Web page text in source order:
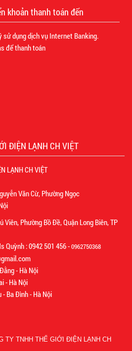
khoản thanh toán đến
sử dụng dịch vụ Internet Banking.
để thanh toán
ĐIỆN LẠNH CH VIỆT
LẠNH CH VIỆT
Văn Cừ, Phường Ngọc
Phường Bồ Đề, Quận Long Biên, TP
Quỳnh : 0942 501 456 -0962750368
- Hà Nội
- Hà Nội
- Ba Đình - Hà Nội
TY TNHH THẾ GIỚI ĐIỆN LẠNH CH